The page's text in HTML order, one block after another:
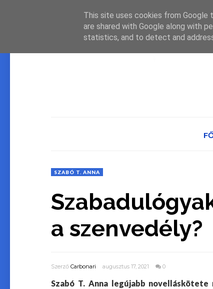
SZABÓ T. ANNA
a szenvedély?
Szerző Carbonari augusztus 17, 2021 0
Szabó T. Anna legújabb
This site uses cookies from Google
are shared with Google along with
statistics, and to detect and